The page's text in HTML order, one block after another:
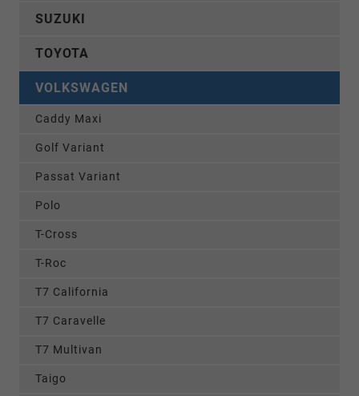
SUZUKI
TOYOTA
VOLKSWAGEN
Caddy Maxi
Golf Variant
Passat Variant
Polo
T-Cross
T-Roc
T7 California
T7 Caravelle
T7 Multivan
Taigo